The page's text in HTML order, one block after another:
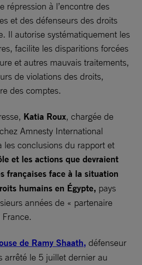
répression à l’encontre des
et des défenseurs des droits
Il autorise systématiquement les
facilite les disparitions forcées
et autres mauvais traitements,
de violations des droits,
des comptes.
Katia Roux, chargée de
Amnesty International
les conclusions du rapport et
et les actions que devraient
françaises face à la situation
humains en Égypte, pays
années de « partenaire
de Ramy Shaath, défenseur
arrêté le 5 juillet dernier au